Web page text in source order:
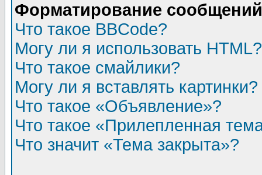
Форматирование
Что такое BBCode?
Могу ли я использовать HTML?
Что такое смайлики?
Могу ли я вставлять картинки?
Что такое «Объявление»?
Что такое «Прилепленная
Что значит «Тема закрыта»?